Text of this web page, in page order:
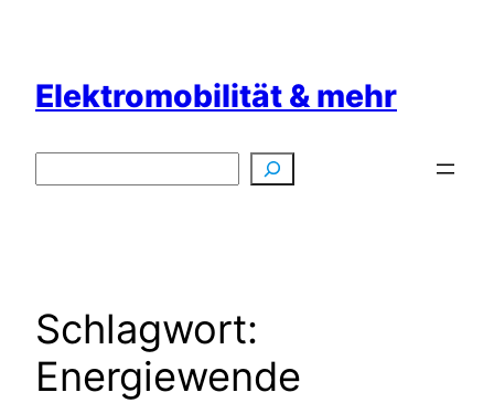
springen
Elektromobilität & mehr
Schlagwort:
Energiewende